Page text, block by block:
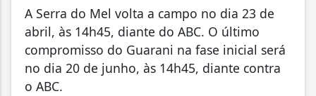
A Serra do Mel volta a campo no dia 23 de
abril, às 14h45, diante do ABC. O último
compromisso do Guarani na fase inicial será
no dia 20 de junho, às 14h45, diante contra
o ABC.